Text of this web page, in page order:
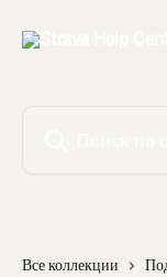
Все коллекции